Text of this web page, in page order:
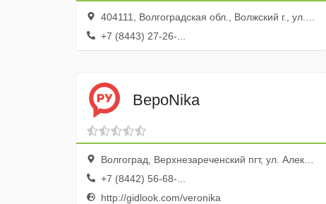
404111, Волгоградская обл., Волжский г., ул. Энгельса, 11
+7 (8443) 27-26-...
ВероNika
Волгоград, Верхнезареченский пгт, ул. Александрова, 39
+7 (8442) 56-68-...
http://gidlook.com/veronika